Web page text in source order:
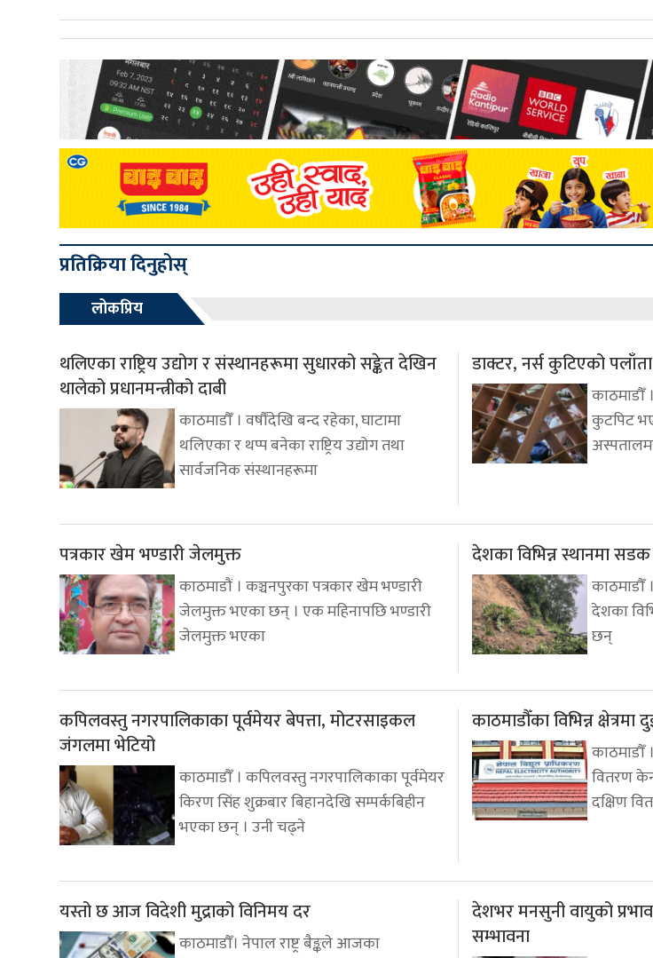
प्रतिक्रिया दिनुहोस्
लोकप्रिय
थलिएका राष्ट्रिय उद्योग र संस्थानहरूमा सुधारको सङ्केत देखिन
थालेको प्रधानमन्त्रीको दाबी
काठमाडौँ । वर्षौंदेखि बन्द रहेका, घाटामा
थलिएका र थप्प बनेका राष्ट्रिय उद्योग तथा
सार्वजनिक संस्थानहरूमा
डाक्टर, नर्स कुटिएको
काठमाडौँ
कुटपिट
पत्रकार खेम भण्डारी जेलमुक्त
काठमाडौं । कञ्चनपुरका पत्रकार खेम भण्डारी
जेलमुक्त भएका छन् । एक महिनापछि भण्डारी
जेलमुक्त भएका
देशका विभिन्न स्थानमा
काठमाडौँ
देशका
छन्
कपिलवस्तु नगरपालिकाका पूर्वमेयर बेपत्ता, मोटरसाइकल
जंगलमा भेटियो
काठमाडौँ । कपिलवस्तु नगरपालिकाका पूर्वमेयर
किरण सिंह शुक्रबार बिहानदेखि सम्पर्कबिहीन
भएका छन् । उनी चढ्ने
काठमाडौँका विभिन्न क्षेत्रमा
काठमाडौँ
वितरण
दक्षिण
यस्तो छ आज विदेशी मुद्राको विनिमय दर
काठमाडौँ। नेपाल राष्ट्र बैङ्कले आजका
देशभर मनसुनी वायुको
सम्भावना